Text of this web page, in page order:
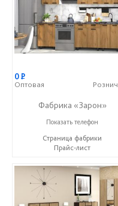
0Р
Оптовая
Фабрика «Зарон»
+7 (8412) 21-50-66
Показать телефон
Страница фабрики
Прайс-лист